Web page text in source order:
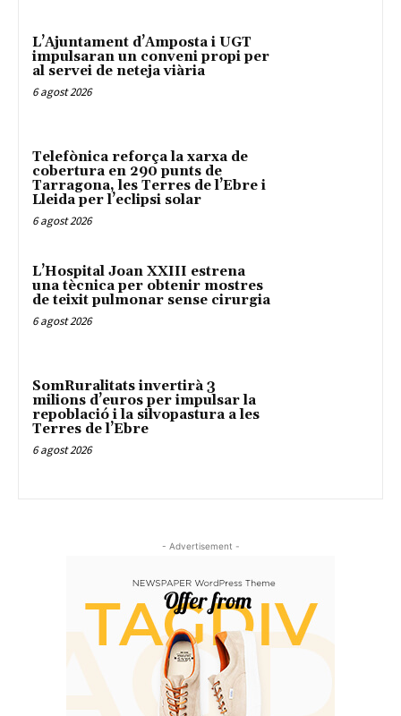
L’Ajuntament d’Amposta i UGT
impulsaran un conveni propi per
al servei de neteja viària
6 agost 2026
Telefònica reforça la xarxa de
cobertura en 290 punts de
Tarragona, les Terres de l’Ebre i
Lleida per l’eclipsi solar
6 agost 2026
L’Hospital Joan XXIII estrena
una tècnica per obtenir mostres
de teixit pulmonar sense cirurgia
6 agost 2026
SomRuralitats invertirà 3
milions d’euros per impulsar la
repoblació i la silvopastura a les
Terres de l’Ebre
6 agost 2026
- Advertisement -